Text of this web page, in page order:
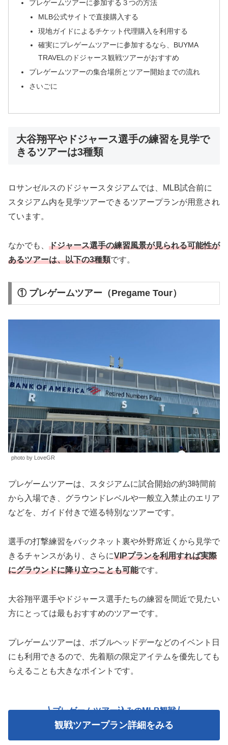
プレゲームツアーに参加する３つの方法
MLB公式サイトで直接購入する
現地ガイドによるチケット代理購入を利用する
確実にプレゲームツアーに参加するなら、BUYMA
TRAVELのドジャース観戦ツアーがおすすめ
プレゲームツアーの集合場所とツアー開始までの流れ
さいごに
大谷翔平やドジャース選手の練習を見学で
きるツアーは3種類
ロサンゼルスのドジャースタジアムでは、MLB試合前に
スタジアム内を見学ツアーできるツアープランが用意され
ています。
なかでも、 ドジャース選手の練習風景が見られる可能性が
あるツアーは、以下の3種類です。
① プレゲームツアー（Pregame Tour）
photo by LoveGR
プレゲームツアーは、スタジアムに試合開始の約3時間前
から入場でき、グラウンドレベルや一般立入禁止のエリア
などを、ガイド付きで巡る特別なツアーです。
選手の打撃練習をバックネット裏や外野席近くから見学で
きるチャンスがあり、さらにVIPプランを利用すれば実際
にグラウンドに降り立つことも可能です。
大谷翔平選手やドジャース選手たちの練習を間近で見たい
方にとっては最もおすすめのツアーです。
プレゲームツアーは、ボブルヘッドデーなどのイベント日
にも利用できるので、先着順の限定アイテムを優先しても
らえることも大きなポイントです。
プレゲームツアー込みのMLB観戦
観戦ツアープラン詳細をみる